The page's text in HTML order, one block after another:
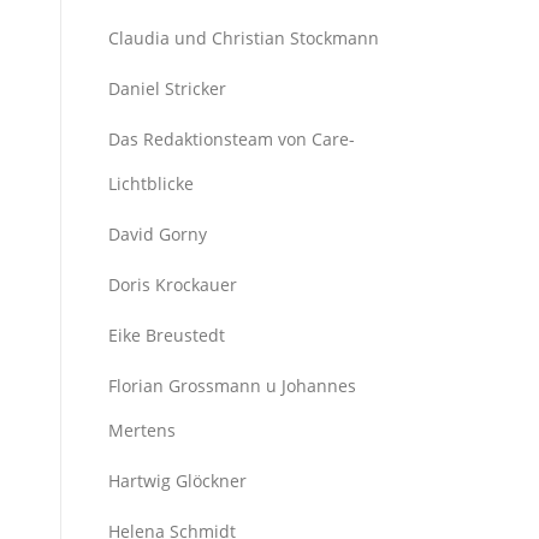
Claudia und Christian Stockmann
Daniel Stricker
Das Redaktionsteam von Care-
Lichtblicke
David Gorny
Doris Krockauer
Eike Breustedt
Florian Grossmann u Johannes
Mertens
Hartwig Glöckner
Helena Schmidt